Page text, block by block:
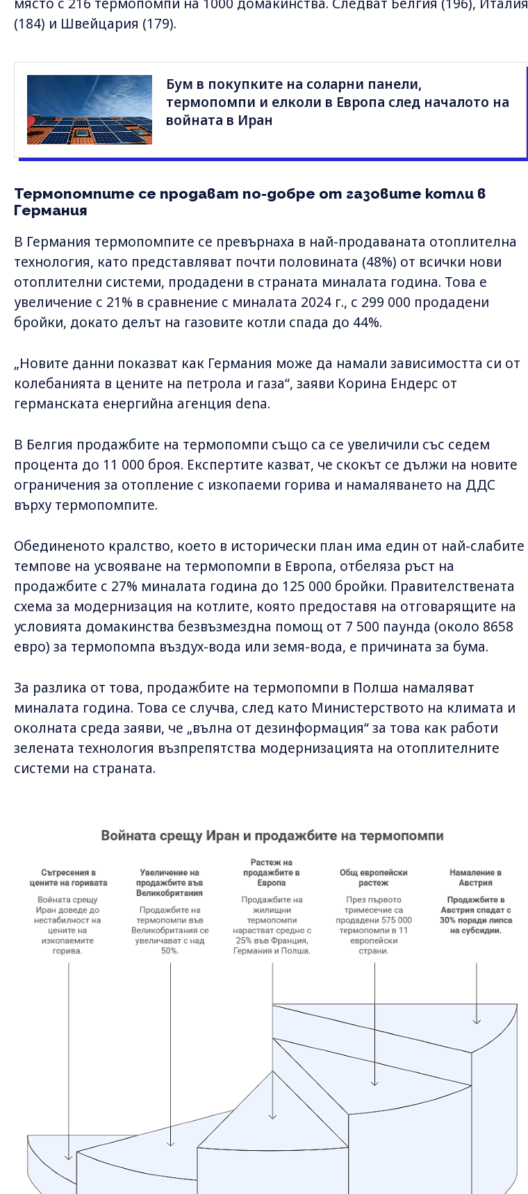
(184) и Швейцария (179).
Бум в покупките на соларни панели,
термопомпи и елколи в Европа след началото на
войната в Иран
Термопомпите се продават по-добре от газовите котли в
Германия
В Германия термопомпите се превърнаха в най-продаваната отоплителна
технология, като представляват почти половината (48%) от всички нови
отоплителни системи, продадени в страната миналата година. Това е
увеличение с 21% в сравнение с миналата 2024 г., с 299 000 продадени
бройки, докато делът на газовите котли спада до 44%.
„Новите данни показват как Германия може да намали зависимостта си от
колебанията в цените на петрола и газа“, заяви Корина Ендерс от
германската енергийна агенция dena.
В Белгия продажбите на термопомпи също са се увеличили със седем
процента до 11 000 броя. Експертите казват, че скокът се дължи на новите
ограничения за отопление с изкопаеми горива и намаляването на ДДС
върху термопомпите.
Обединеното кралство, което в исторически план има един от най-слабите
темпове на усвояване на термопомпи в Европа, отбеляза ръст на
продажбите с 27% миналата година до 125 000 бройки. Правителствената
схема за модернизация на котлите, която предоставя на отговарящите на
условията домакинства безвъзмездна помощ от 7 500 паунда (около 8658
евро) за термопомпа въздух-вода или земя-вода, е причината за бума.
За разлика от това, продажбите на термопомпи в Полша намаляват
миналата година. Това се случва, след като Министерството на климата и
околната среда заяви, че „вълна от дезинформация“ за това как работи
зелената технология възпрепятства модернизацията на отоплителните
системи на страната.